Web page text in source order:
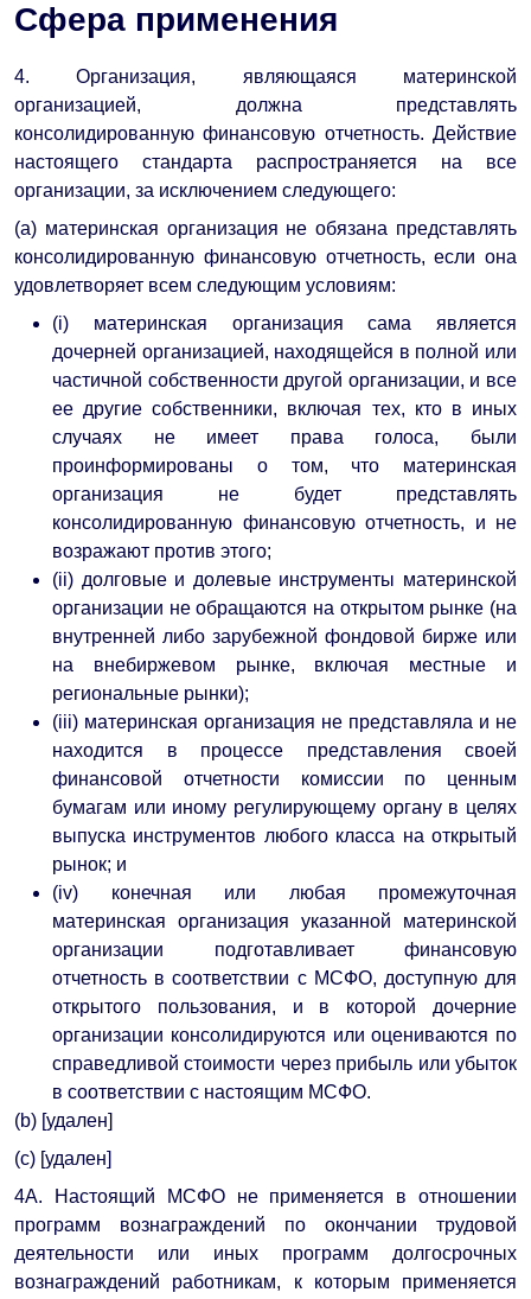
Сфера применения
4. Организация, являющаяся материнской
организацией, должна представлять
консолидированную финансовую отчетность. Действие
настоящего стандарта распространяется на все
организации, за исключением следующего:
(a) материнская организация не обязана представлять
консолидированную финансовую отчетность, если она
удовлетворяет всем следующим условиям:
(i) материнская организация сама является
дочерней организацией, находящейся в полной или
частичной собственности другой организации, и все
ее другие собственники, включая тех, кто в иных
случаях не имеет права голоса, были
проинформированы о том, что материнская
организация не будет представлять
консолидированную финансовую отчетность, и не
возражают против этого;
(ii) долговые и долевые инструменты материнской
организации не обращаются на открытом рынке (на
внутренней либо зарубежной фондовой бирже или
на внебиржевом рынке, включая местные и
региональные рынки);
(iii) материнская организация не представляла и не
находится в процессе представления своей
финансовой отчетности комиссии по ценным
бумагам или иному регулирующему органу в целях
выпуска инструментов любого класса на открытый
рынок; и
(iv) конечная или любая промежуточная
материнская организация указанной материнской
организации подготавливает финансовую
отчетность в соответствии с МСФО, доступную для
открытого пользования, и в которой дочерние
организации консолидируются или оцениваются по
справедливой стоимости через прибыль или убыток
в соответствии с настоящим МСФО.
(b) [удален]
(c) [удален]
4A. Настоящий МСФО не применяется в отношении
программ вознаграждений по окончании трудовой
деятельности или иных программ долгосрочных
вознаграждений работникам, к которым применяется